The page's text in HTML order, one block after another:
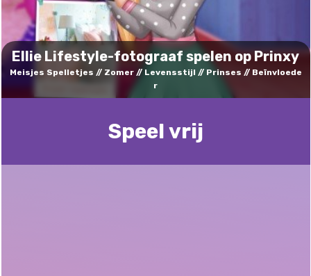
Ellie Lifestyle-fotograaf spelen op Prinxy
Meisjes Spelletjes Zomer Levensstijl Prinses
Beïnvloede
r
Speel vrij